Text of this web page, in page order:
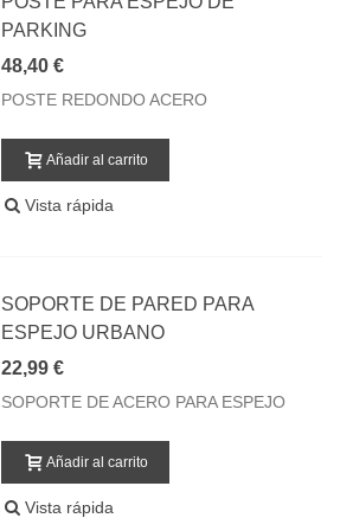
PARKING
48,40 €
POSTE REDONDO ACERO
Añadir al carrito
Vista rápida
SOPORTE DE PARED PARA
ESPEJO URBANO
22,99 €
SOPORTE DE ACERO PARA ESPEJO
Añadir al carrito
Vista rápida